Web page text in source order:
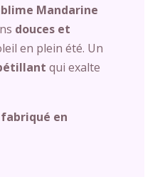
Mandarine
douces et
en plein été. Un
qui exalte
en